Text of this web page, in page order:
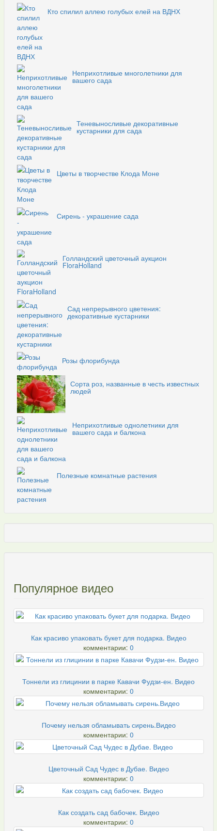
Кто спилил аллею голубых елей на ВДНХ
Неприхотливые многолетники для
вашего сада
Теневыносливые декоративные
кустарники для сада
Цветы в творчестве Клода Моне
Сирень - украшение сада
Голландский цветочный аукцион
FloraHolland
Сад непрерывного цветения:
декоративные кустарники
Розы флорибунда
Сорта роз, названные в честь известных
людей
Неприхотливые однолетники для
вашего сада и балкона
Полезные комнатные растения
Популярное видео
Как красиво упаковать букет для подарка. Видео
комментарии: 0
Тоннели из глицинии в парке Кавачи Фудзи-ен. Видео
комментарии: 0
Почему нельзя обламывать сирень.Видео
комментарии: 0
Цветочный Сад Чудес в Дубае. Видео
комментарии: 0
Как создать сад бабочек. Видео
комментарии: 0